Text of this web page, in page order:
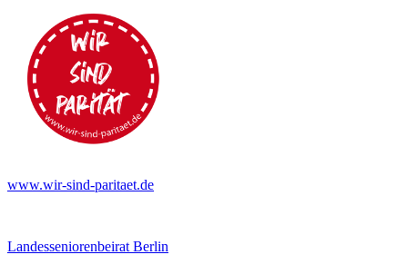
www.wir-sind-paritaet.de
Landesseniorenbeirat Berlin